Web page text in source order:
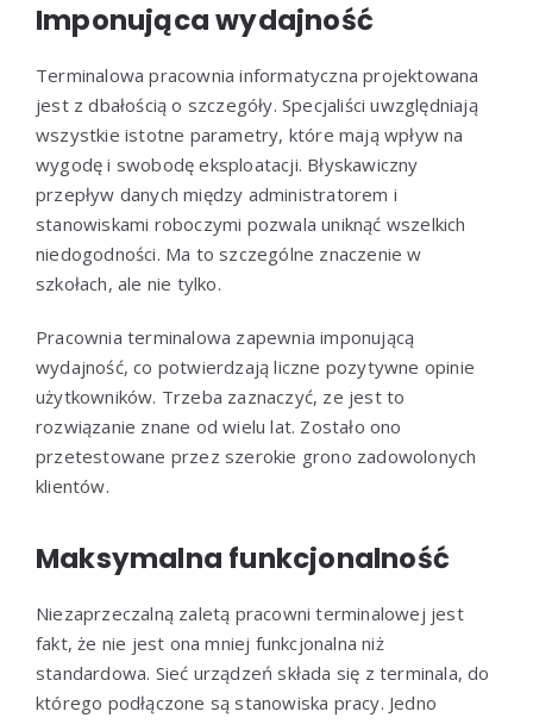
Imponująca wydajność
Terminalowa pracownia informatyczna projektowana
jest z dbałością o szczegóły. Specjaliści uwzględniają
wszystkie istotne parametry, które mają wpływ na
wygodę i swobodę eksploatacji. Błyskawiczny
przepływ danych między administratorem i
stanowiskami roboczymi pozwala uniknąć wszelkich
niedogodności. Ma to szczególne znaczenie w
szkołach, ale nie tylko.
Pracownia terminalowa zapewnia imponującą
wydajność, co potwierdzają liczne pozytywne opinie
użytkowników. Trzeba zaznaczyć, ze jest to
rozwiązanie znane od wielu lat. Zostało ono
przetestowane przez szerokie grono zadowolonych
klientów.
Maksymalna funkcjonalność
Niezaprzeczalną zaletą pracowni terminalowej jest
fakt, że nie jest ona mniej funkcjonalna niż
standardowa. Sieć urządzeń składa się z terminala, do
którego podłączone są stanowiska pracy. Jedno